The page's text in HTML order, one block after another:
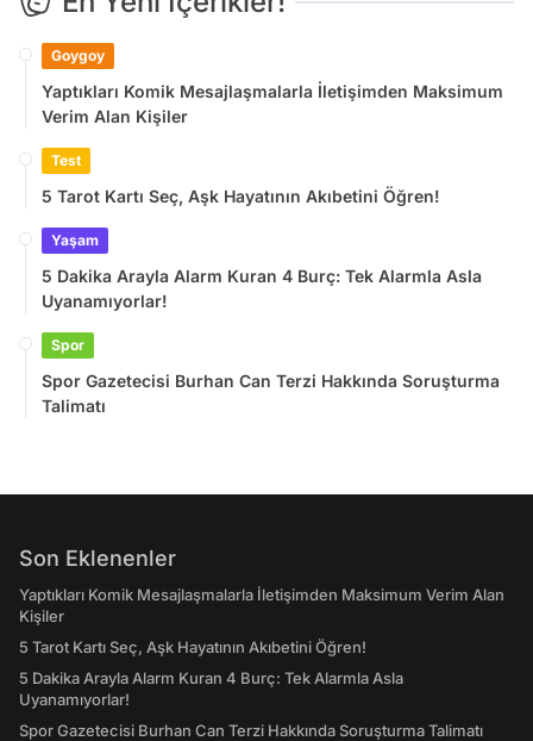
Goygoy
Yaptıkları Komik Mesajlaşmalarla İletişimden Maksimum
Verim Alan Kişiler
Test
5 Tarot Kartı Seç, Aşk Hayatının Akıbetini Öğren!
Yaşam
5 Dakika Arayla Alarm Kuran 4 Burç: Tek Alarmla Asla
Uyanamıyorlar!
Spor
Spor Gazetecisi Burhan Can Terzi Hakkında Soruşturma
Talimatı
Son Eklenenler
Yaptıkları Komik Mesajlaşmalarla İletişimden Maksimum Verim Alan
Kişiler
5 Tarot Kartı Seç, Aşk Hayatının Akıbetini Öğren!
5 Dakika Arayla Alarm Kuran 4 Burç: Tek Alarmla Asla
Uyanamıyorlar!
Spor Gazetecisi Burhan Can Terzi Hakkında Soruşturma Talimatı